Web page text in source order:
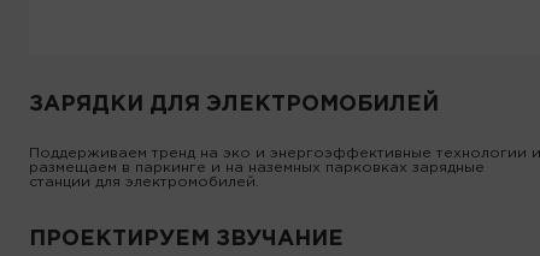
ЗАРЯДКИ ДЛЯ ЭЛЕКТРОМОБИЛЕЙ
Поддерживаем тренд на эко и энергоэффективные технологии и
размещаем в паркинге и на наземных парковках зарядные
станции для электромобилей.
ПРОЕКТИРУЕМ ЗВУЧАНИЕ